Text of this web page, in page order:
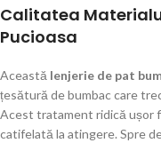
Calitatea
Pucioasa
Această lenjerie de pat
țesătură de bumbac care
Acest tratament ridică ușor
catifelată la atingere. Spre